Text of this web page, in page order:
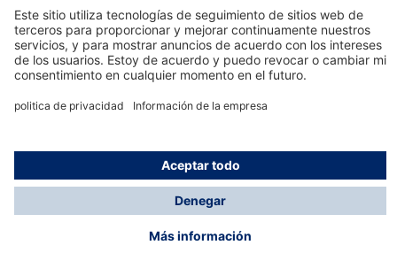
Ayuda
Información
© Dräger Hispania S.A.U., 2024
*Todos los precios no incluyen IVA y posibles gastos
de envío, salvo que indique lo contrario